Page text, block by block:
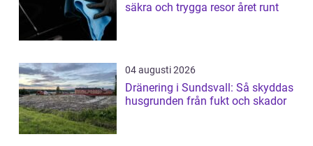
säkra och trygga resor året runt
04 augusti 2026
Dränering i Sundsvall: Så skyddas
husgrunden från fukt och skador